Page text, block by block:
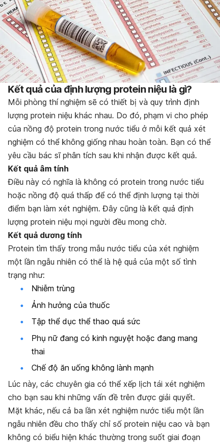
Kết quả của định lượng protein niệu là gì?
Mỗi phòng thí nghiệm sẽ có thiết bị và quy trình định
lượng protein niệu khác nhau. Do đó, phạm vi cho phép
của nồng độ protein trong nước tiểu ở mỗi kết quả xét
nghiệm có thể không giống nhau hoàn toàn. Bạn có thể
yêu cầu bác sĩ phân tích sau khi nhận được kết quả.
Kết quả âm tính
Điều này có nghĩa là không có protein trong nước tiểu
hoặc nồng độ quá thấp để có thể định lượng tại thời
điểm bạn làm xét nghiệm. Đây cũng là kết quả định
lượng protein niệu mọi người đều mong chờ.
Kết quả dương tính
Protein tìm thấy trong mẫu nước tiểu của xét nghiệm
một lần ngẫu nhiên có thể là hệ quả của một số tình
trạng như:
Nhiễm trùng
Ảnh hưởng của thuốc
Tập thể dục thể thao quá sức
Phụ nữ đang có kinh nguyệt hoặc đang mang
thai
Chế độ ăn uống không lành mạnh
Lúc này, các chuyên gia có thể xếp lịch tái xét nghiệm
cho bạn sau khi những vấn đề trên được giải quyết.
Mặt khác, nếu cả ba lần xét nghiệm nước tiểu một lần
ngẫu nhiên đều cho thấy chỉ số protein niệu cao và bạn
không có biểu hiện khác thường trong suốt giai đoạn